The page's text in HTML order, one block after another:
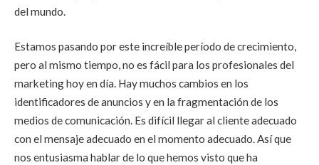
del mundo.
Estamos pasando por este increíble período de crecimiento,
pero al mismo tiempo, no es fácil para los profesionales del
marketing hoy en día. Hay muchos cambios en los
identificadores de anuncios y en la fragmentación de los
medios de comunicación. Es difícil llegar al cliente adecuado
con el mensaje adecuado en el momento adecuado. Así que
nos entusiasma hablar de lo que hemos visto que ha